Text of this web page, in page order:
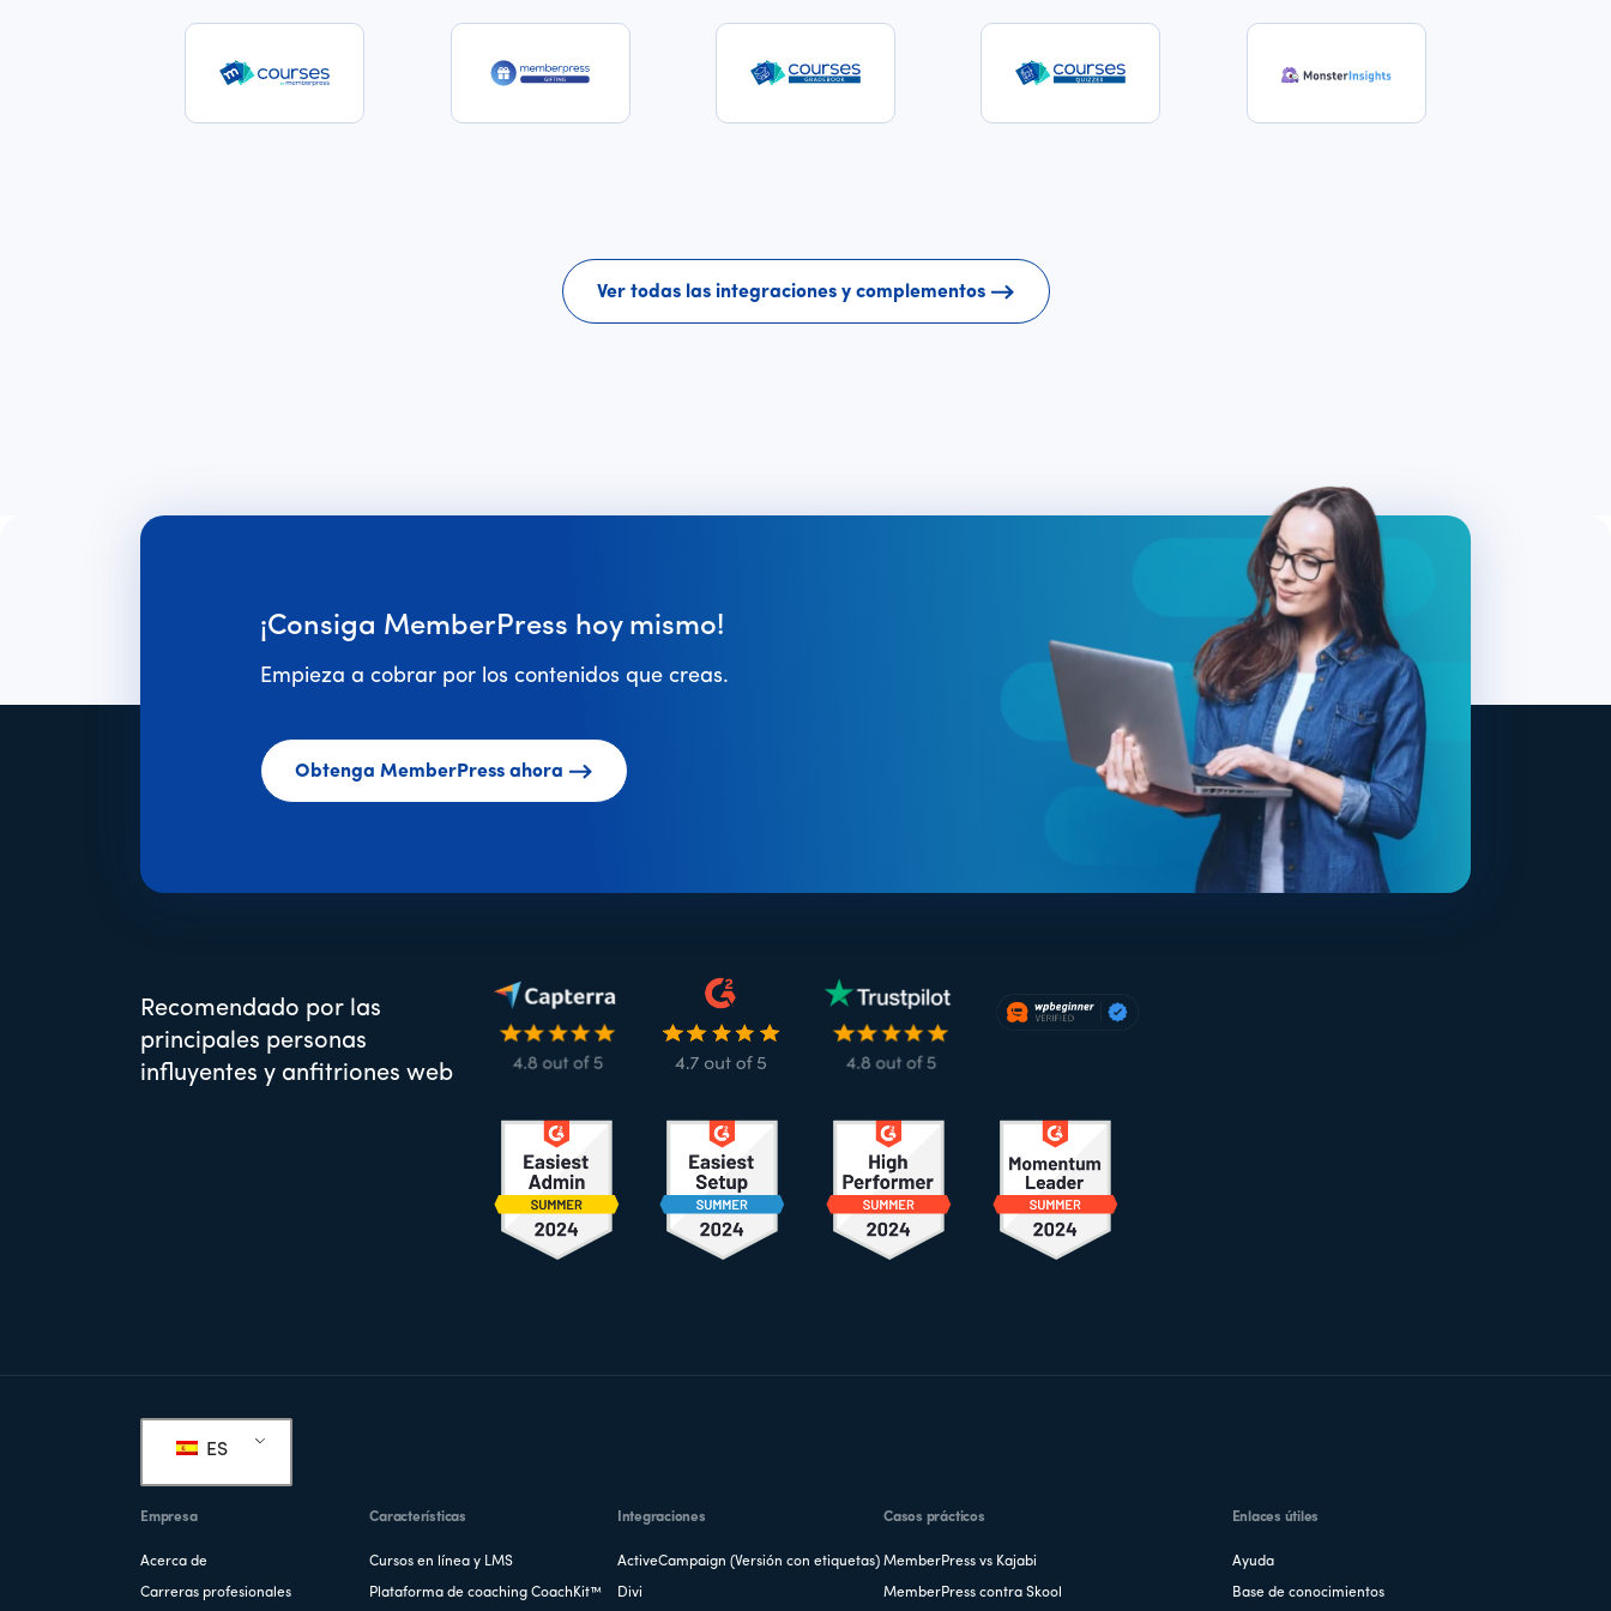
Ver todas las integraciones y complementos
¡Consiga MemberPress hoy mismo!
Empieza a cobrar por los contenidos que creas.
Obtenga MemberPress ahora
Recomendado por las
principales personas
influyentes y anfitriones web
ES
Empresa
Acerca de
Carreras profesionales
Características
Cursos en línea y LMS
Plataforma de coaching CoachKit™
Integraciones
ActiveCampaign (Versión con etiquetas)
Divi
Casos prácticos
MemberPress vs Kajabi
MemberPress contra Skool
Enlaces útiles
Ayuda
Base de conocimientos